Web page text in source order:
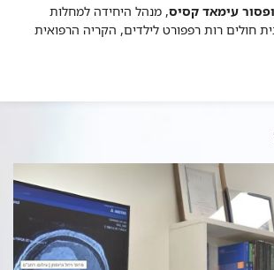
עימאד קסיס, מנהל היחידה למחלות
חולים רות רפפורט לילדים, הקריה הרפואית